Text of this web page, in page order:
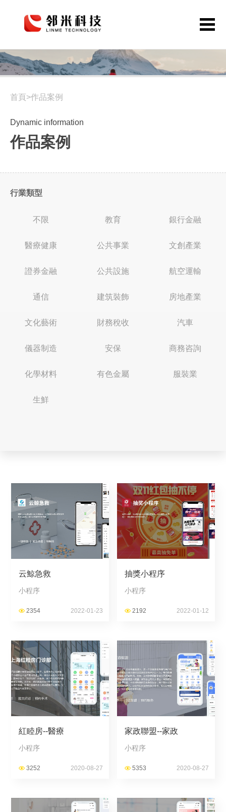
首頁
網站定制
聯系我們
抖音短視頻制作
首頁>作品案例
Dynamic information
作品案例
行業類型
不限 教育 銀行金融
醫療健康 公共事業 文創產業
證券金融 公共設施 航空運輸
通信 建筑裝飾 房地產業
文化藝術 財務稅收 汽車
儀器制造 安保 商務咨詢
化學材料 有色金屬 服裝業
生鮮
云鯨急救
小程序
2354 2022-01-23
抽獎小程序
小程序
2192 2022-01-12
紅睦房--醫療
小程序
3252 2020-08-27
家政聯盟--家政
小程序
5353 2020-08-27